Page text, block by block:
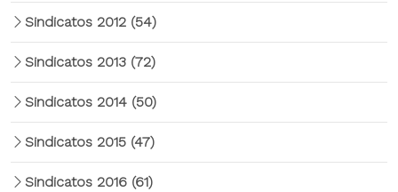
Sindicatos 2012 (54)
Sindicatos 2013 (72)
Sindicatos 2014 (50)
Sindicatos 2015 (47)
Sindicatos 2016 (61)